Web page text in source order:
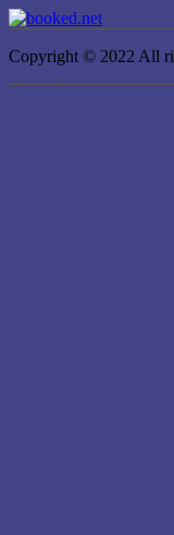
Copyright © 2022 All